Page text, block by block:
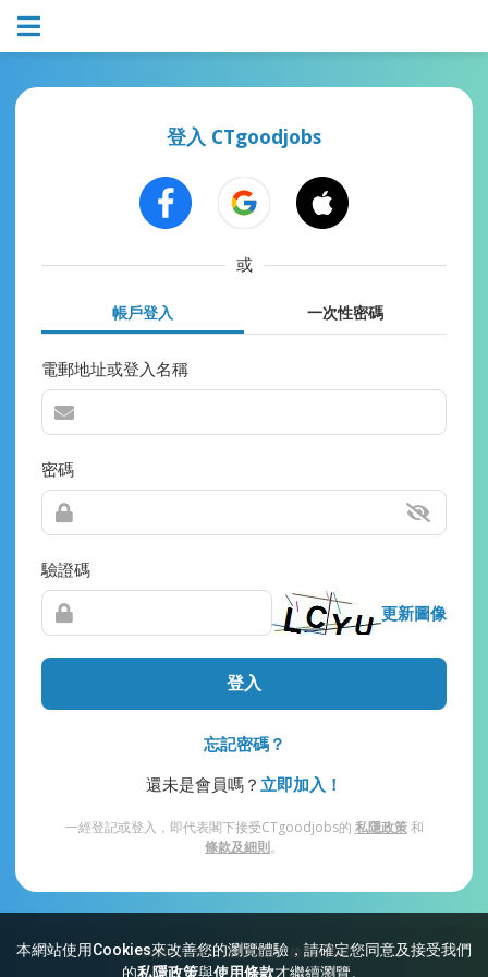
本網站使用Cookies來改善您的瀏覽體驗，請確定您同意及接受我們
的私隱政策與使用條款才繼續瀏覽。
登入 CTgoodjobs
或
帳戶登入 一次性密碼
電郵地址或登入名稱
密碼
驗證碼
更新圖像
登入
忘記密碼？
還未是會員嗎？ 立即加入！
一經登記或登入，即代表閣下接受CTgoodjobs的 私隱政策和
條款及細則。
網站索引 常見問題 私隱 條款及細則